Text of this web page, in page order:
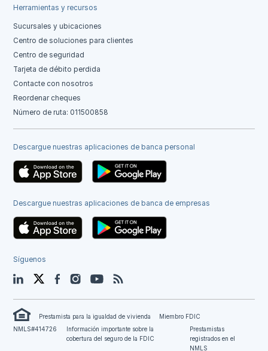
Herramientas y recursos
Sucursales y ubicaciones
Centro de soluciones para clientes
Centro de seguridad
Tarjeta de débito perdida
Contacte con nosotros
Reordenar cheques
Número de ruta: 011500858
Descargue nuestras aplicaciones de banca personal
Descargue nuestras aplicaciones de banca de empresas
Síguenos
LinkedIn TwitterFacebookInstagramYouTube
Prestamista para la igualdad de vivienda
Miembro FDIC
NMLS#414726
Información importante sobre la
cobertura del seguro de la FDIC
Prestamistas
registrados en el
NMLS